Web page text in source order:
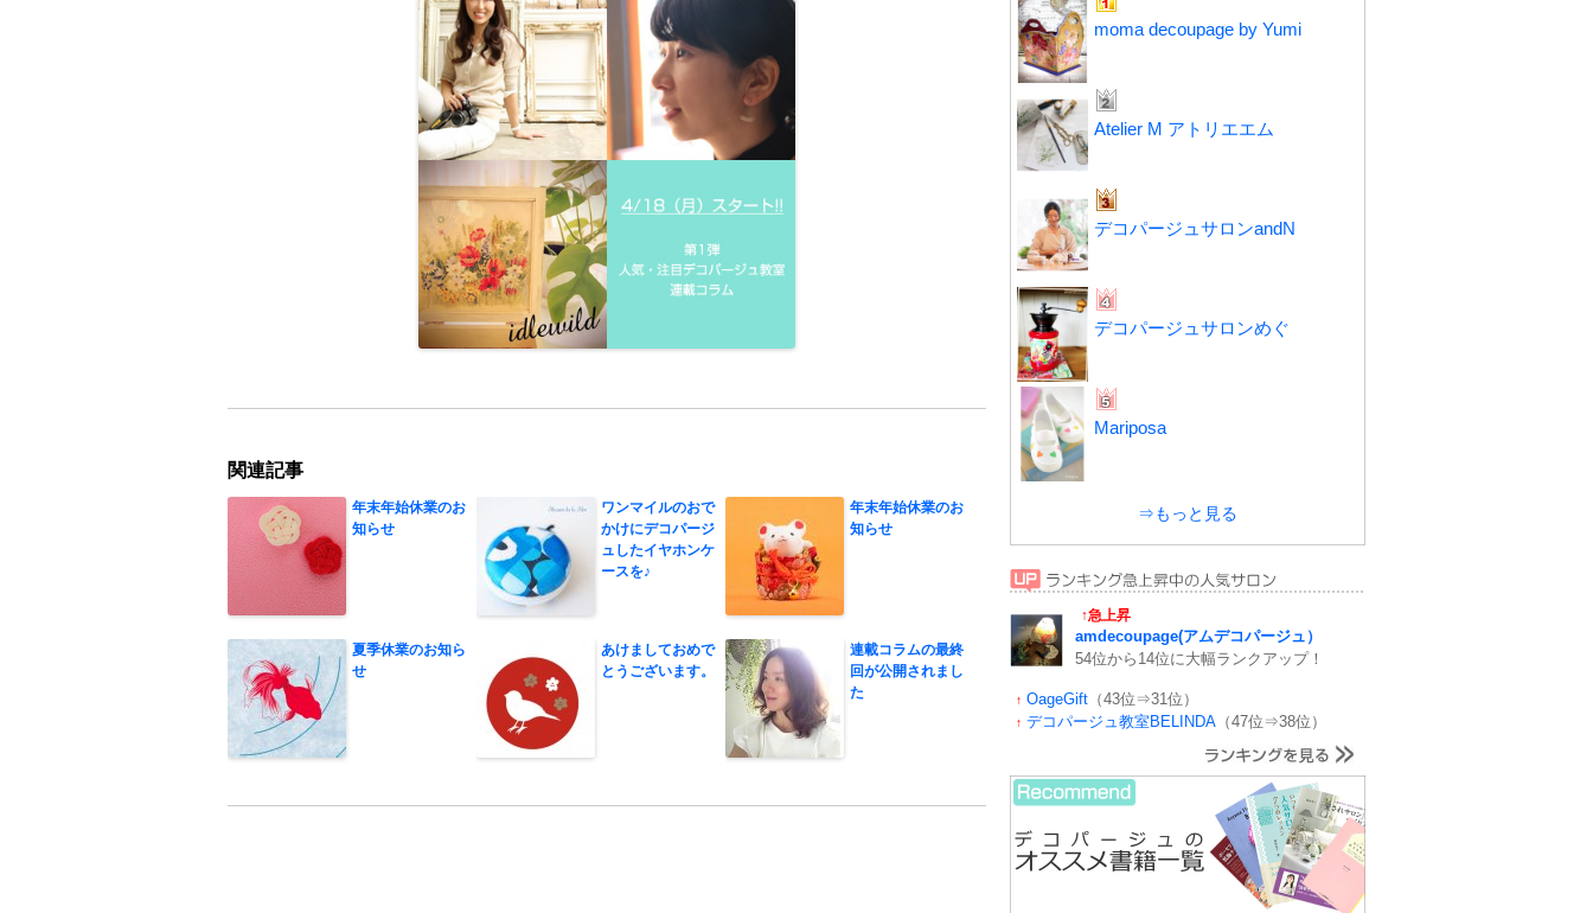
関連記事
年末年始休業のお
知らせ
ワンマイルのおで
かけにデコパージ
ュしたイヤホンケ
ースを♪
年末年始休業のお
知らせ
夏季休業のお知ら
せ
あけましておめで
とうございます。
連載コラムの最終
回が公開されまし
た
moma decoupage by Yumi
Atelier M アトリエエム
デコパージュサロンandN
デコパージュサロンめぐ
Mariposa
⇒もっと見る
↑急上昇
amdecoupage(アムデコパージュ）
54位から14位に大幅ランクアップ！
↑ OageGift （43位⇒31位）
↑ デコパージュ教室BELINDA （47位⇒38位）